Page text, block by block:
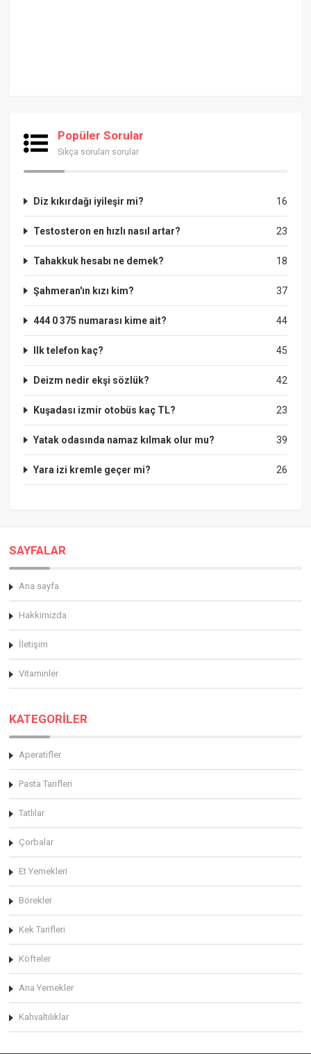
Popüler Sorular
Sıkça sorulan sorular
16
Diz kıkırdağı iyileşir mi?
23
Testosteron en hızlı nasıl artar?
18
Tahakkuk hesabı ne demek?
37
Şahmeran'ın kızı kim?
44
444 0 375 numarası kime ait?
45
Ilk telefon kaç?
42
Deizm nedir ekşi sözlük?
23
Kuşadası izmir otobüs kaç TL?
39
Yatak odasında namaz kılmak olur mu?
26
Yara izi kremle geçer mi?
SAYFALAR
Ana sayfa
Hakkimizda
İletişim
Vitaminler
KATEGORİLER
Aperatifler
Pasta Tarifleri
Tatlılar
Çorbalar
Et Yemekleri
Börekler
Kek Tarifleri
Köfteler
Ana Yemekler
Kahvaltılıklar